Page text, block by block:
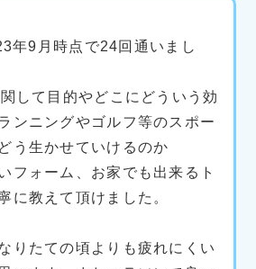
年9月時点で24回通いまし
して目的やどこにどういう効
ンニングやゴルフ等のスポー
う生かせていけるのか
フォーム、お家でも出来るト
に教えて頂けました。
りたての頃よりも疲れにくい